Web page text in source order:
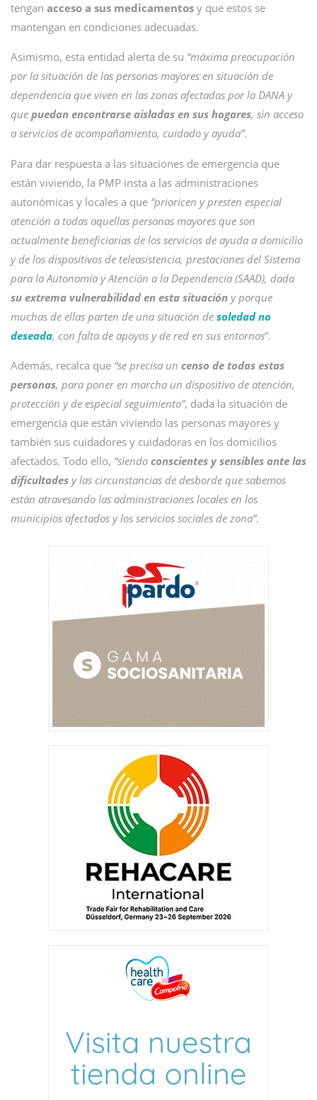
tengan acceso a sus medicamentos y que estos se
mantengan en condiciones adecuadas.
Asimismo, esta entidad alerta de su “máxima preocupación
por la situación de las personas mayores en situación de
dependencia que viven en las zonas afectadas por la DANA y
que puedan encontrarse aisladas en sus hogares, sin acceso
a servicios de acompañamiento, cuidado y ayuda”.
Para dar respuesta a las situaciones de emergencia que
están viviendo, la PMP insta a las administraciones
autonómicas y locales a que “prioricen y presten especial
atención a todas aquellas personas mayores que son
actualmente beneficiarias de los servicios de ayuda a domicilio
y de los dispositivos de teleasistencia, prestaciones del Sistema
para la Autonomía y Atención a la Dependencia (SAAD), dada
su extrema vulnerabilidad en esta situación y porque
muchas de ellas parten de una situación de soledad no
deseada, con falta de apoyos y de red en sus entornos”.
Además, recalca que “se precisa un censo de todas estas
personas, para poner en marcha un dispositivo de atención,
protección y de especial seguimiento”, dada la situación de
emergencia que están viviendo las personas mayores y
también sus cuidadores y cuidadoras en los domicilios
afectados. Todo ello, “siendo conscientes y sensibles ante las
dificultades y las circunstancias de desborde que sabemos
están atravesando las administraciones locales en los
municipios afectados y los servicios sociales de zona”.